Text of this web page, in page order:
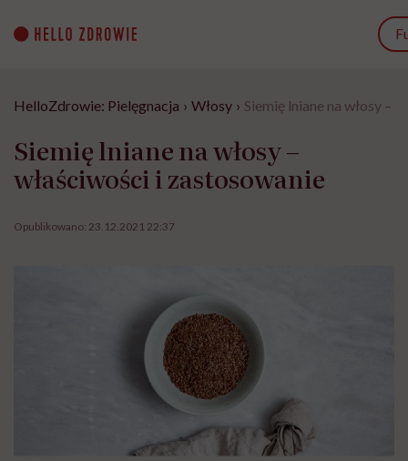
content
HelloZdrowie: Pielęgnacja › Włosy › Siemię lniane na włosy –
Siemię lniane na włosy –
właściwości i zastosowanie
Opublikowano: 23.12.2021 22:37